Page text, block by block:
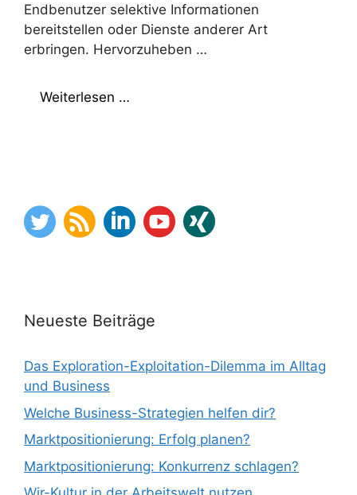
Endbenutzer selektive Informationen
bereitstellen oder Dienste anderer Art
erbringen. Hervorzuheben …
Weiterlesen …
Neueste Beiträge
Das Exploration-Exploitation-Dilemma im Alltag
und Business
Welche Business-Strategien helfen dir?
Marktpositionierung: Erfolg planen?
Marktpositionierung: Konkurrenz schlagen?